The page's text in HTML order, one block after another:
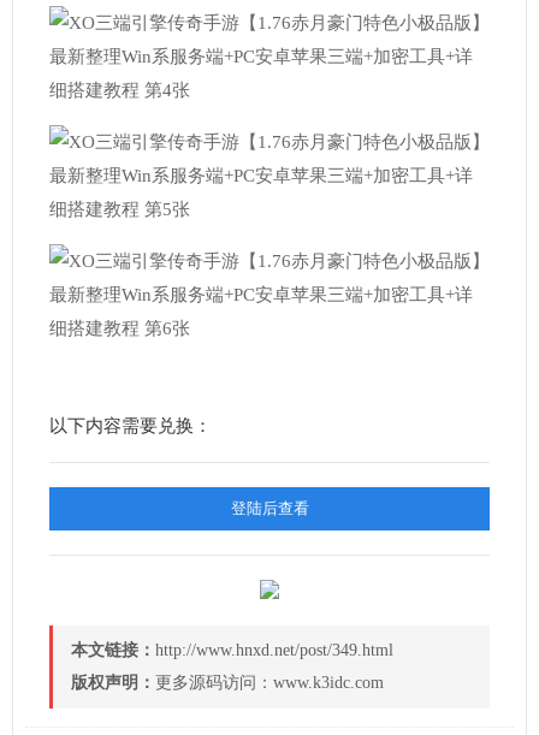
以下内容需要兑换：
登陆后查看
本文链接： http://www.hnxd.net/post/349.html
版权声明： 更多源码访问：www.k3idc.com